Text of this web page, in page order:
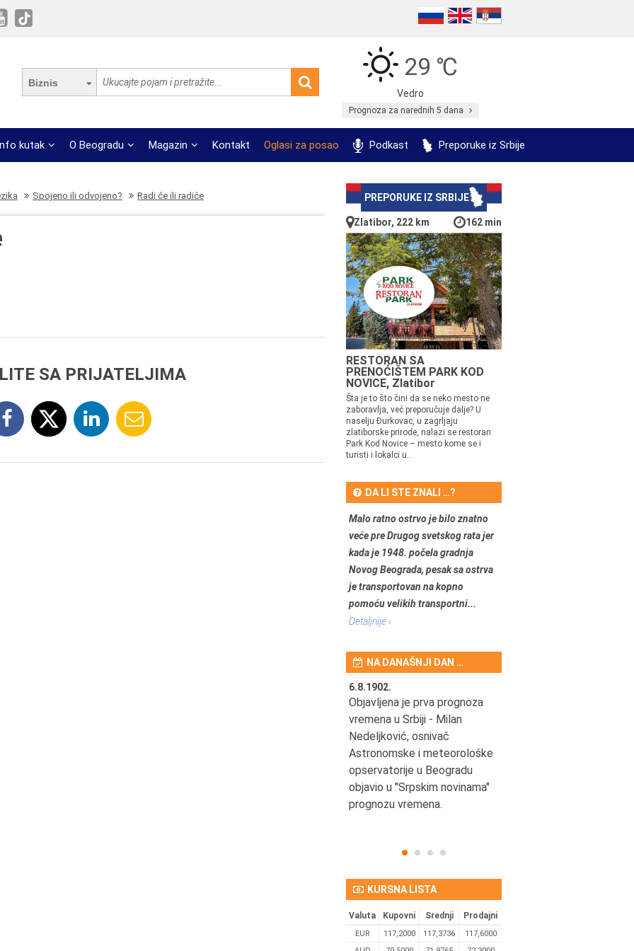
Biznis
29 ℃
Vedro
Prognoza za narednih 5 dana
kutak O Beogradu Magazin Kontakt Oglasi za posao Podkast Preporuke iz Srbije
Spojeno ili odvojeno? Radi će ili radiće
SA PRIJATELJIMA
PREPORUKE IZ SRBIJE
Zlatibor, 222 km 162 min
RESTORAN SA
PRENOĆIŠTEM PARK KOD
NOVICE, Zlatibor
Šta je to što čini da se neko mesto ne
zaboravlja, već preporučuje dalje? U
naselju Đurkovac, u zagrljaju
zlatiborske prirode, nalazi se restoran
Park Kod Novice – mesto kome se i
turisti i lokalci u...
DA LI STE ZNALI …?
Malo ratno ostrvo je bilo znatno
veće pre Drugog svetskog rata jer
kada je 1948. počela gradnja
Novog Beograda, pesak sa ostrva
je transportovan na kopno
pomoću velikih transportni...
Detaljnije ›
NA DANAŠNJI DAN …
6.8.1902.
Objavljena je prva prognoza
vremena u Srbiji - Milan
Nedeljković, osnivač
Astronomske i meteorološke
opservatorije u Beogradu
objavio u "Srpskim novinama"
prognozu vremena.
KURSNA LISTA
Valuta Kupovni Srednji Prodajni
EUR 117,2000 117,3736
117,6000